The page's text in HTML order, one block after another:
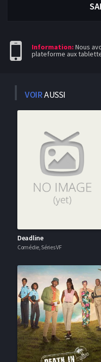
Information: Nous
plateforme aux
VOIRAUSSI
Deadline
Comédie, Séries VF